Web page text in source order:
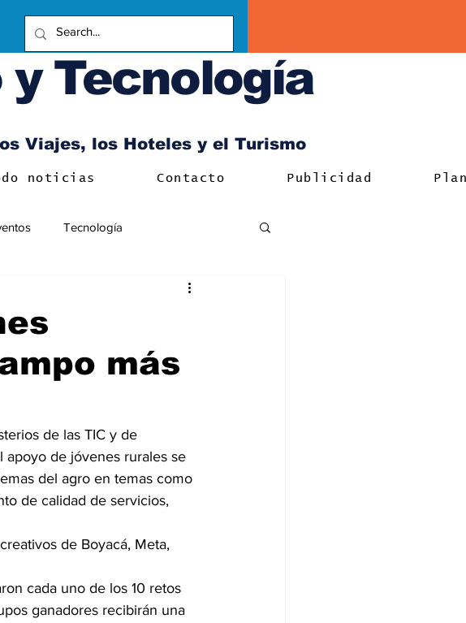
y Tecnología
Viajes, los Hoteles y el Turismo
noticias Contacto Publicidad
Tecnología
más
de las TIC y de
apoyo de jóvenes rurales se
del agro en temas como
de calidad de servicios,
de Boyacá, Meta,
cada uno de los 10 retos
ganadores recibirán una